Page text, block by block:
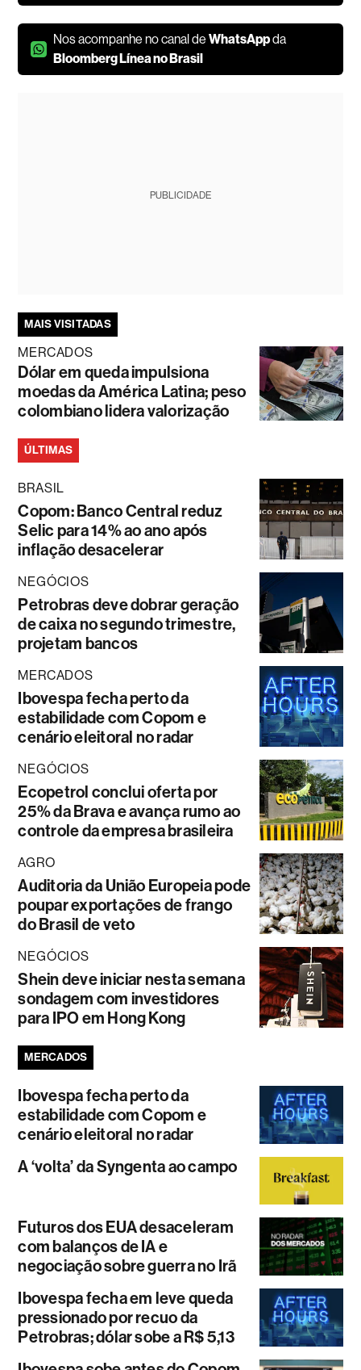
Nos acompanhe no canal deWhatsAppda
Bloomberg Línea no Brasil
PUBLICIDADE
MAIS VISITADAS
MERCADOS
Dólar em queda impulsiona
moedas da América Latina; peso
colombiano lidera valorização
ÚLTIMAS
BRASIL
Copom: Banco Central reduz
Selic para 14% ao ano após
inflação desacelerar
NEGÓCIOS
Petrobras deve dobrar geração
de caixa no segundo trimestre,
projetam bancos
MERCADOS
Ibovespa fecha perto da
estabilidade com Copom e
cenário eleitoral no radar
NEGÓCIOS
Ecopetrol conclui oferta por
25% da Brava e avança rumo ao
controle da empresa brasileira
AGRO
Auditoria da União Europeia pode
poupar exportações de frango
do Brasil de veto
NEGÓCIOS
Shein deve iniciar nesta semana
sondagem com investidores
para IPO em Hong Kong
MERCADOS
Ibovespa fecha perto da
estabilidade com Copom e
cenário eleitoral no radar
A ‘volta’ da Syngenta ao campo
Futuros dos EUA desaceleram
com balanços de IA e
negociação sobre guerra no Irã
Ibovespa fecha em leve queda
pressionado por recuo da
Petrobras; dólar sobe a R$ 5,13